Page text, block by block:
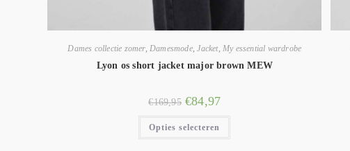
Dames collectie zomer,Damesmode,Jacket, My essential wardrobe
Lyon os short jacket major brown MEW
€169,95 €84,97
Opties selecteren